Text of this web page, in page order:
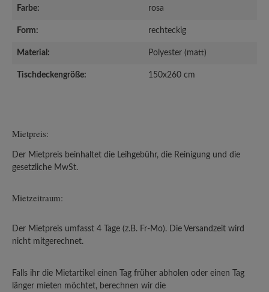
Farbe: rosa
Form: rechteckig
Material: Polyester (matt)
Tischdeckengröße: 150x260 cm
Mietpreis:
Der Mietpreis beinhaltet die Leihgebühr, die Reinigung und die
gesetzliche MwSt.
Mietzeitraum:
Der Mietpreis umfasst 4 Tage (z.B. Fr-Mo). Die Versandzeit wird
nicht mitgerechnet.
Falls ihr die Mietartikel einen Tag früher abholen oder einen Tag
länger mieten möchtet, berechnen wir die